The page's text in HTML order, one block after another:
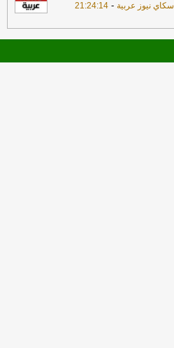
سكاي نيوز عربية -
21:24:14